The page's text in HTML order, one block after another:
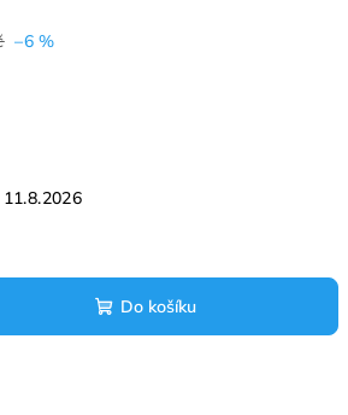
–6 %
11.8.2026
Do košíku